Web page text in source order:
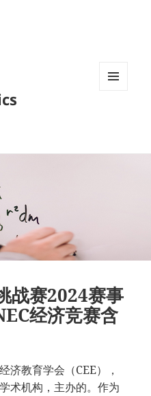
战赛2024赛事
经济竞赛含
济教育学会（CEE），
术机构，主办的。作为